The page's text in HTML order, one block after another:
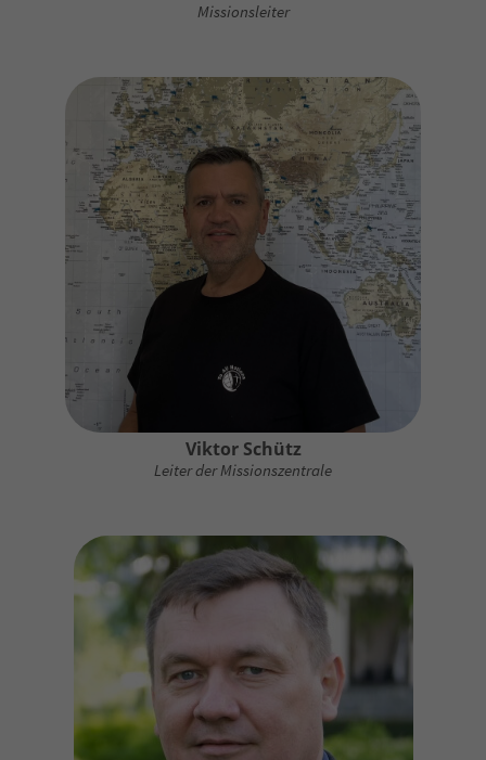
Missionsleiter
Viktor Schütz
Leiter der Missionszentrale